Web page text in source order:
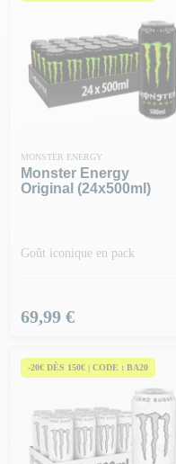
MONSTER ENERGY
Monster Energy
Original (24x500ml)
Goût iconique en pack
Prix
69,99 €
-20€ DÈS 150€ | CODE : BA20